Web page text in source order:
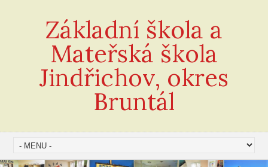
Základní škola a
Mateřská škola
Jindřichov, okres
Bruntál